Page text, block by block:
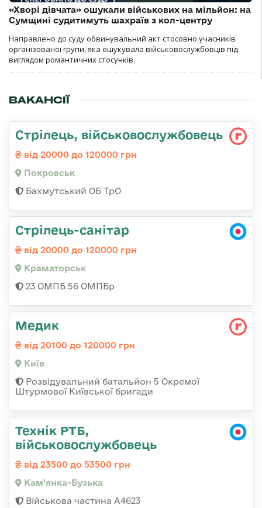
«Хворі дівчата» ошукали військових на мільйон: на
Сумщині судитимуть шахраїв з кол-центру
Направлено до суду обвинувальний акт стосовно учасників
організованої групи, яка ошукувала військовослужбовців під
виглядом романтичних стосунків.
ВАКАНСІЇ
Стрілець, військовослужбовець
від 20000 до 120000 грн
Покровськ
Бахмутський ОБ ТрО
Стрілець-санітар
від 20000 до 120000 грн
Краматорськ
23 ОМПБ 56 ОМПБр
Медик
від 20100 до 120000 грн
Київ
Розвідувальний батальйон 5 Окремої
Штурмової Київської бригади
Технік РТБ,
військовослужбовець
від 23500 до 53500 грн
Кам'янка-Бузька
Військова частина А4623